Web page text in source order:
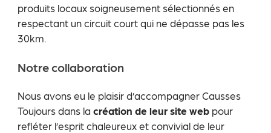
produits locaux soigneusement sélectionnés en
respectant un circuit court qui ne dépasse pas les
30km.
Notre collaboration
Nous avons eu le plaisir d’accompagner Causses
Toujours dans la création de leur site web pour
refléter l’esprit chaleureux et convivial de leur